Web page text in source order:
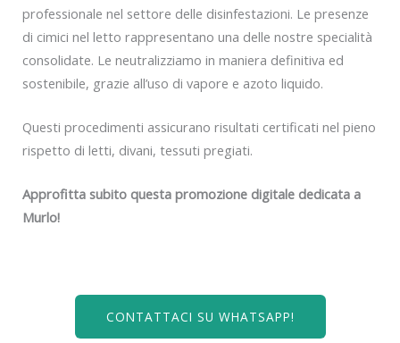
professionale nel settore delle disinfestazioni. Le presenze
di cimici nel letto rappresentano una delle nostre specialità
consolidate. Le neutralizziamo in maniera definitiva ed
sostenibile, grazie all’uso di vapore e azoto liquido.
Questi procedimenti assicurano risultati certificati nel pieno
rispetto di letti, divani, tessuti pregiati.
Approfitta subito questa promozione digitale dedicata a
Murlo!
CONTATTACI SU WHATSAPP!